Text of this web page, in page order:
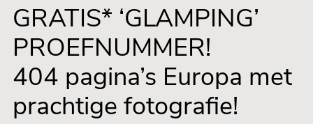
GRATIS* ‘GLAMPING’
PROEFNUMMER!
404 pagina’s Europa met
prachtige fotografie!